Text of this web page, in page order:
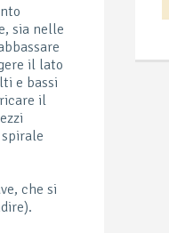
sia nelle
il lato
e bassi
il
che si